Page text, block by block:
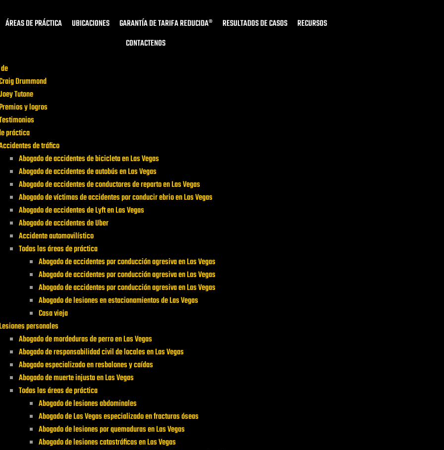
ÁREAS DE PRÁCTICA UBICACIONES GARANTÍA DE TARIFA REDUCIDA® RESULTADOS DE CASOS
RECURSOS
CONTACTENOS
Drummond
Tutone
y logros
práctica
de tráfico
Abogado de accidentes de bicicleta en Las Vegas
Abogado de accidentes de autobús en Las Vegas
Abogado de accidentes de conductores de reparto en Las Vegas
Abogado de víctimas de accidentes por conducir ebrio en Las Vegas
Abogado de accidentes de Lyft en Las Vegas
Abogado de accidentes de Uber
Accidente automovilístico
Todas las áreas de práctica
Abogado de accidentes por conducción agresiva en Las Vegas
Abogado de accidentes por conducción agresiva en Las Vegas
Abogado de accidentes por conducción agresiva en Las Vegas
Abogado de lesiones en estacionamientos de Las Vegas
Casa vieja
personales
Abogado de mordeduras de perro en Las Vegas
Abogado de responsabilidad civil de locales en Las Vegas
Abogado especializado en resbalones y caídas
Abogado de muerte injusta en Las Vegas
Todas las áreas de práctica
Abogado de lesiones abdominales
Abogado de Las Vegas especializado en fracturas óseas
Abogado de lesiones por quemaduras en Las Vegas
Abogado de lesiones catastróficas en Las Vegas